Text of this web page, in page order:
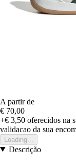
A partir de
€ 70,00
+€ 3,50 oferecidos na
validacao da sua
Loading...
Descrição